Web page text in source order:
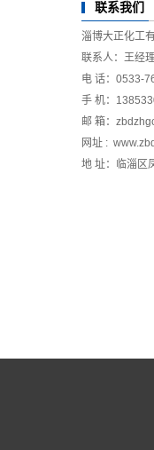
联系我们
淄博大正化工
联系人：王经
电 话：0533-
手 机：
邮 箱：
网址 :
地 址：临淄区